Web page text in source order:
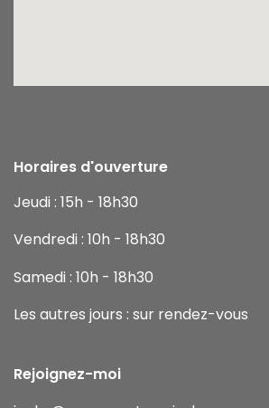
Horaires d'ouverture
Jeudi : 15h - 18h30
Vendredi : 10h - 18h30
Samedi : 10h - 18h30
Les autres jours : sur rendez-vous
Rejoignez-moi